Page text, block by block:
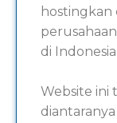
hostingkan
di Indonesia.
Website ini